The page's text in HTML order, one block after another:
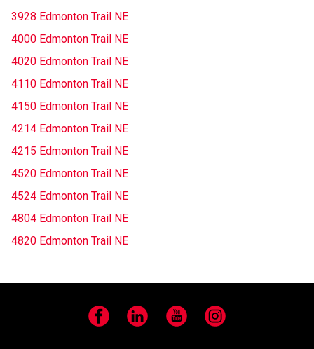
3928 Edmonton Trail NE
4000 Edmonton Trail NE
4020 Edmonton Trail NE
4110 Edmonton Trail NE
4150 Edmonton Trail NE
4214 Edmonton Trail NE
4215 Edmonton Trail NE
4520 Edmonton Trail NE
4524 Edmonton Trail NE
4804 Edmonton Trail NE
4820 Edmonton Trail NE
Facebook LinkedIn YouTube Instagram